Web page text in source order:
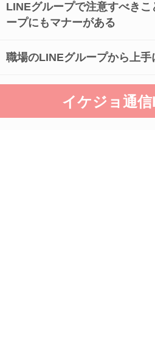
LINEグループで注意すべき
ープにもマナーがある
職場のLINEグループから上手
イケジョ通